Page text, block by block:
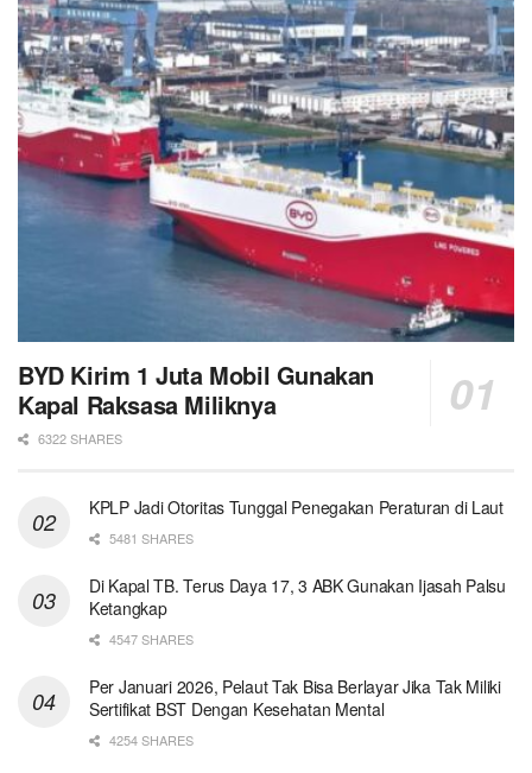
BYD Kirim 1 Juta Mobil Gunakan
Kapal Raksasa Miliknya
6322 SHARES
KPLP Jadi Otoritas Tunggal Penegakan Peraturan di Laut
5481 SHARES
Di Kapal TB. Terus Daya 17, 3 ABK Gunakan Ijasah Palsu
Ketangkap
4547 SHARES
Per Januari 2026, Pelaut Tak Bisa Berlayar Jika Tak Miliki
Sertifikat BST Dengan Kesehatan Mental
4254 SHARES